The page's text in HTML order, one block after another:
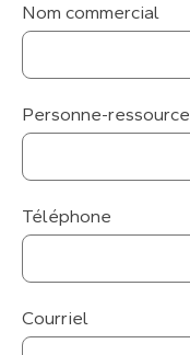
Nom commercial
Personne-ressource
Téléphone
Courriel